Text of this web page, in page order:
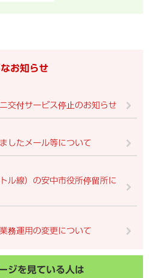
お知らせ
交付サービス停止のお知らせ
したメール等について
ル線）の安中市役所停留所に
務運用の変更について
ジを見ている人は